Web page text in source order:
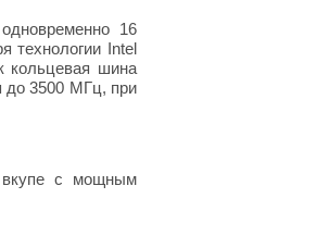
16
технологии Intel
кольцевая шина
до 3500 МГц, при
вкупе с мощным